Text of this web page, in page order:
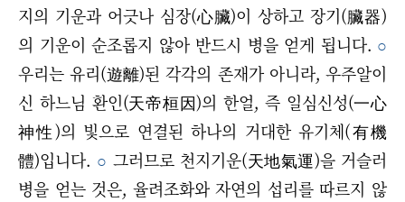
지의 기운과 어긋나 심장(心臟)이 상하고 장기(臟器)
의 기운이 순조롭지 않아 반드시 병을 얻게 됩니다. ○
우리는 유리(遊離)된 각각의 존재가 아니라, 우주알이
신 하느님 환인(天帝桓因)의 한얼, 즉 일심신성(一心
神性)의 빛으로 연결된 하나의 거대한 유기체(有機
體)입니다. ○ 그러므로 천지기운(天地氣運)을 거슬러
병을 얻는 것은, 율려조화와 자연의 섭리를 따르지 않